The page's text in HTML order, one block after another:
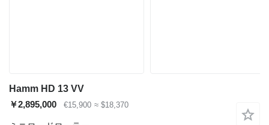
Hamm HD 13 VV
￥2,895,000
€15,900 ≈ $18,370